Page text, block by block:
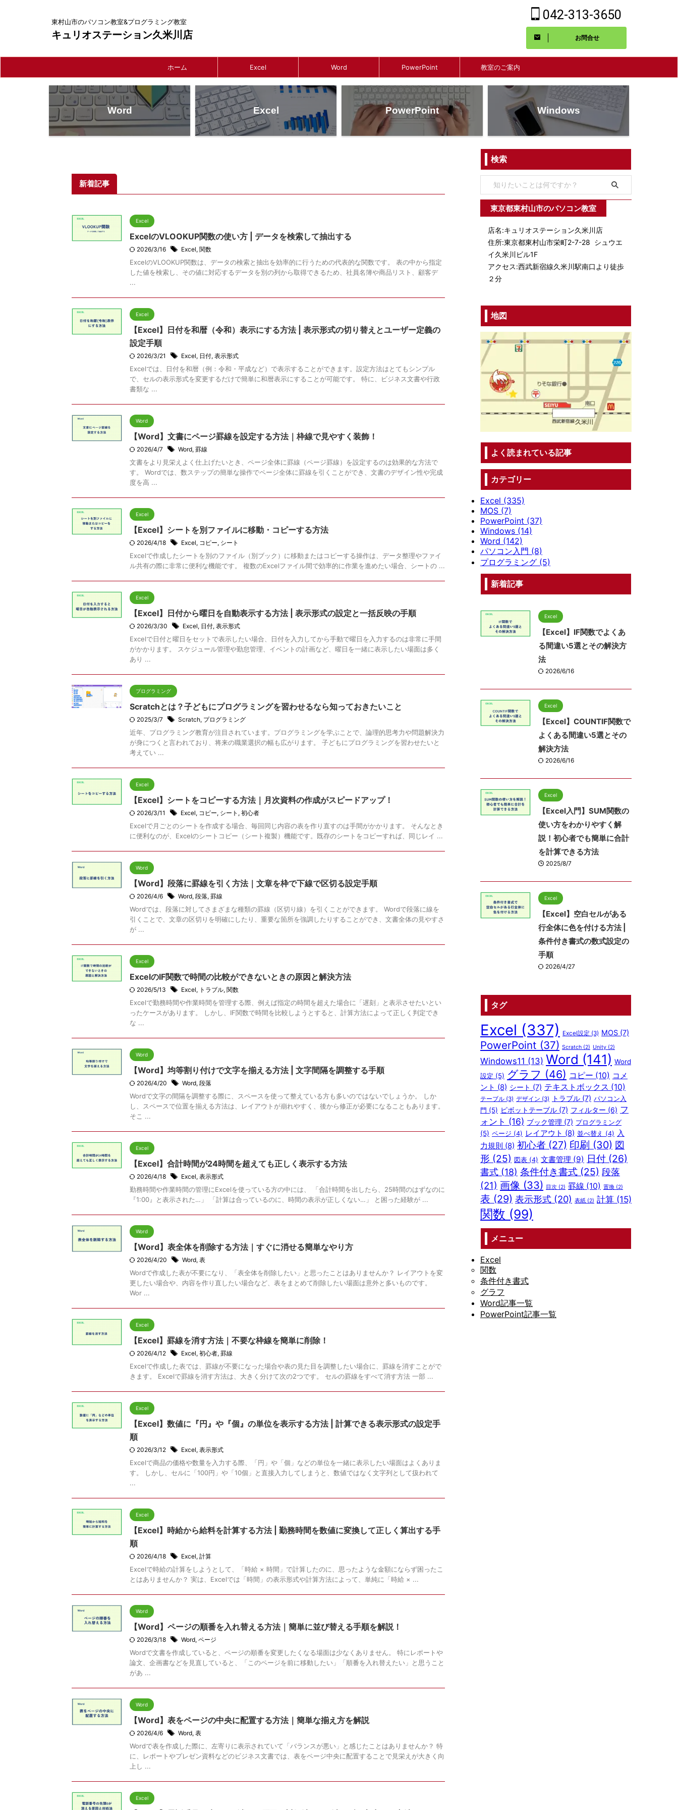
東村山市のパソコン教室&プログラミング教室
キュリオステーション久米川店
042-313-3650
お問合せ
ホーム Excel Word PowerPoint 教室のご案内
Word Excel PowerPoint Windows
新着記事
Excel
ExcelのVLOOKUP関数の使い方 | データを検索して抽出する
2026/3/16 Excel, 関数
ExcelのVLOOKUP関数は、データの検索と抽出を効率的に行うための代表的な関数です。 表の中から指定
した値を検索し、その値に対応するデータを別の列から取得できるため、社員名簿や商品リスト、顧客デ
...
Excel
【Excel】日付を和暦（令和）表示にする方法 | 表示形式の切り替えとユーザー定義の
設定手順
2026/3/21 Excel, 日付, 表示形式
Excelでは、日付を和暦（例：令和・平成など）で表示することができます。設定方法はとてもシンプル
で、セルの表示形式を変更するだけで簡単に和暦表示にすることが可能です。 特に、ビジネス文書や行政
書類な ...
Word
【Word】文書にページ罫線を設定する方法｜枠線で見やすく装飾！
2026/4/7 Word, 罫線
文書をより見栄えよく仕上げたいとき、ページ全体に罫線（ページ罫線）を設定するのは効果的な方法で
す。 Wordでは、数ステップの簡単な操作でページ全体に罫線を引くことができ、文書のデザイン性や完成
度を高 ...
Excel
【Excel】シートを別ファイルに移動・コピーする方法
2026/4/18 Excel, コピー, シート
Excelで作成したシートを別のファイル（別ブック）に移動またはコピーする操作は、データ整理やファイ
ル共有の際に非常に便利な機能です。 複数のExcelファイル間で効率的に作業を進めたい場合、シートの ...
Excel
【Excel】日付から曜日を自動表示する方法 | 表示形式の設定と一括反映の手順
2026/3/30 Excel, 日付, 表示形式
Excelで日付と曜日をセットで表示したい場合、日付を入力してから手動で曜日を入力するのは非常に手間
がかかります。 スケジュール管理や勤怠管理、イベントの計画など、曜日を一緒に表示したい場面は多く
あり ...
プログラミング
Scratchとは？子どもにプログラミングを習わせるなら知っておきたいこと
2025/3/7 Scratch, プログラミング
近年、プログラミング教育が注目されています。プログラミングを学ぶことで、論理的思考力や問題解決力
が身につくと言われており、将来の職業選択の幅も広がります。 子どもにプログラミングを習わせたいと
考えてい ...
Excel
【Excel】シートをコピーする方法｜月次資料の作成がスピードアップ！
2026/3/11 Excel, コピー, シート , 初心者
Excelで月ごとのシートを作成する場合、毎回同じ内容の表を作り直すのは手間がかかります。 そんなとき
に便利なのが、Excelのシートコピー（シート複製）機能です。既存のシートをコピーすれば、同じレイ ...
Word
【Word】段落に罫線を引く方法｜文章を枠で下線で区切る設定手順
2026/4/6 Word, 段落, 罫線
Wordでは、段落に対してさまざまな種類の罫線（区切り線）を引くことができます。 Wordで段落に線を
引くことで、文章の区切りを明確にしたり、重要な箇所を強調したりすることができ、文書全体の見やすさ
が ...
Excel
ExcelのIF関数で時間の比較ができないときの原因と解決方法
2026/5/13 Excel, トラブル, 関数
Excelで勤務時間や作業時間を管理する際、例えば指定の時間を超えた場合に「遅刻」と表示させたいとい
ったケースがあります。 しかし、IF関数で時間を比較しようとすると、計算方法によって正しく判定でき
な ...
Word
【Word】均等割り付けで文字を揃える方法 | 文字間隔を調整する手順
2026/4/20 Word, 段落
Wordで文字の間隔を調整する際に、スペースを使って整えている方も多いのではないでしょうか。 しか
し、スペースで位置を揃える方法は、レイアウトが崩れやすく、後から修正が必要になることもあります。
そこ ...
Excel
【Excel】合計時間が24時間を超えても正しく表示する方法
2026/4/18 Excel, 表示形式
勤務時間や作業時間の管理にExcelを使っている方の中には、 「合計時間を出したら、25時間のはずなのに
『1:00』と表示された…」 「計算は合っているのに、時間の表示が正しくない…」 と困った経験が ...
Word
【Word】表全体を削除する方法｜すぐに消せる簡単なやり方
2026/4/20 Word, 表
Wordで作成した表が不要になり、「表全体を削除したい」と思ったことはありませんか？ レイアウトを変
更したい場合や、内容を作り直したい場合など、表をまとめて削除したい場面は意外と多いものです。
Wor ...
Excel
【Excel】罫線を消す方法｜不要な枠線を簡単に削除！
2026/4/12 Excel, 初心者, 罫線
Excelで作成した表では、罫線が不要になった場合や表の見た目を調整したい場合に、罫線を消すことがで
きます。 Excelで罫線を消す方法は、大きく分けて次の2つです。 セルの罫線をすべて消す方法 一部 ...
Excel
【Excel】数値に『円』や『個』の単位を表示する方法 | 計算できる表示形式の設定手
順
2026/3/12 Excel, 表示形式
Excelで商品の価格や数量を入力する際、「円」や「個」などの単位を一緒に表示したい場面はよくありま
す。 しかし、セルに「100円」や「10個」と直接入力してしまうと、数値ではなく文字列として扱われて
...
Excel
【Excel】時給から給料を計算する方法 | 勤務時間を数値に変換して正しく算出する手
順
2026/4/18 Excel, 計算
Excelで時給の計算をしようとして、「時給 × 時間」で計算したのに、思ったような金額にならず困ったこ
とはありませんか？ 実は、Excelでは「時間」の表示形式や計算方法によって、単純に「時給 × ...
Word
【Word】ページの順番を入れ替える方法｜簡単に並び替える手順を解説！
2026/3/18 Word, ページ
Wordで文書を作成していると、ページの順番を変更したくなる場面は少なくありません。 特にレポートや
論文、企画書などを見直していると、「このページを前に移動したい」「順番を入れ替えたい」と思うこと
があ ...
Word
【Word】表をページの中央に配置する方法｜簡単な揃え方を解説
2026/4/6 Word, 表
Wordで表を作成した際に、左寄りに表示されていて「バランスが悪い」と感じたことはありませんか？ 特
に、レポートやプレゼン資料などのビジネス文書では、表をページ中央に配置することで見栄えが大きく向
上し ...
Excel
検索
東京都東村山市のパソコン教室
店名:キュリオステーション久米川店
住所:東京都東村山市栄町2-7-28 シュウエ
イ久米川ビル1F
アクセス:西武新宿線久米川駅南口より徒歩
２分
地図
よく読まれている記事
カテゴリー
Excel (335)
MOS (7)
PowerPoint (37)
Windows (14)
Word (142)
パソコン入門 (8)
プログラミング (5)
新着記事
Excel
【Excel】IF関数でよくあ
る間違い5選とその解決方
法
2026/6/16
Excel
【Excel】COUNTIF関数で
よくある間違い5選とその
解決方法
2026/6/16
Excel
【Excel入門】SUM関数の
使い方をわかりやすく解
説！初心者でも簡単に合計
を計算できる方法
2025/8/7
Excel
【Excel】空白セルがある
行全体に色を付ける方法 |
条件付き書式の数式設定の
手順
2026/4/27
タグ
Excel (337) Excel設定 (3) MOS (7)
PowerPoint (37) Scratch (2) Unity (2)
Windows11 (13) Word (141) Word
設定 (5) グラフ (46) コピー (10) コメ
ント (8) シート (7) テキストボックス (10)
テーブル (3) デザイン (3) トラブル (7) パソコン入
門 (5) ピボットテーブル (7) フィルター (6) フ
ォント (16) ブック管理 (7) プログラミング
(5) ページ (4) レイアウト (8) 並べ替え (4) 入
力規則 (8) 初心者 (27) 印刷 (30) 図
形 (25) 図表 (4) 文書管理 (9) 日付 (26)
書式 (18) 条件付き書式 (25) 段落
(21) 画像 (33) 目次 (2) 罫線 (10) 置換 (2)
表 (29) 表示形式 (20) 表紙 (2) 計算 (15)
関数 (99)
メニュー
Excel
関数
条件付き書式
グラフ
Word記事一覧
PowerPoint記事一覧